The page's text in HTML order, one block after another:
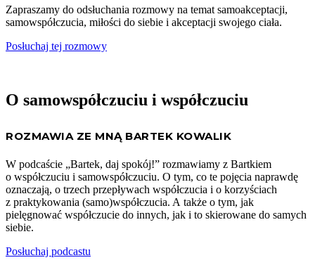
Zapraszamy do odsłuchania rozmowy na temat samoakceptacji,
samowspółczucia, miłości do siebie i akceptacji swojego ciała.
Posłuchaj tej rozmowy
O samowspółczuciu i współczuciu
ROZMAWIA ZE MNĄ BARTEK KOWALIK
W podcaście „Bartek, daj spokój!” rozmawiamy z Bartkiem
o współczuciu i samowspółczuciu. O tym, co te pojęcia naprawdę
oznaczają, o trzech przepływach współczucia i o korzyściach
z praktykowania (samo)współczucia. A także o tym, jak
pielęgnować współczucie do innych, jak i to skierowane do samych
siebie.
Posłuchaj podcastu